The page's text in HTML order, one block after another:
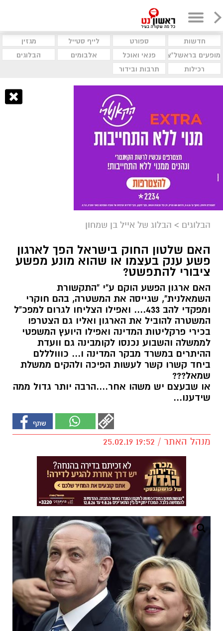
חדשות ספורט לייף סטייל
מגזין
מופעים בראשל"צ
פנאי ואוכל אלבומים
הבלוגים
רכילות
תרבות ובידור
הבלוגים > הבלוג של אייל בן שמחון
האם שלטון החוק בישראל הפך לארגון
פשע ענק בעצמו או שהוא מונע מפשע
ציבורי להתפשט?
האם ארגון הפשע הוקם ע"י "התקשורת
השמאלנית", שגייסה את המשטרה, בהם חוקרי
ומפקדי להב 433.... ואפילו הצליחו לגרום למפכ"ל
המשטרה להוביל את הארגון ואליו גם הצטרפו
בכירי פרקליטות המדינה ואפילו היועץ המשפטי
לממשלה והשבוע נכנסו לקומבינה גם וועדת
ההיתרים במשרד מבקר המדינה ו... כווולללם
ביחד קשרו קשר לעשות הפיכה ולהקים ממשלת
שמאל???
או שבעצם יש משהו אחר....הרבה יותר גדול ממה
שידענו...
מנהל האתר / 19:52 25.02.19